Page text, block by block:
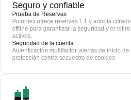
Seguro y confiable
Prueba de Reservas
Poloniex ofrece reservas 1:1 y adopta
offline para garantizar la seguridad y el
activos.
Seguridad de la cuenta
Autenticación multifactor, alertas de inicio
protección contra secuestro de cookies